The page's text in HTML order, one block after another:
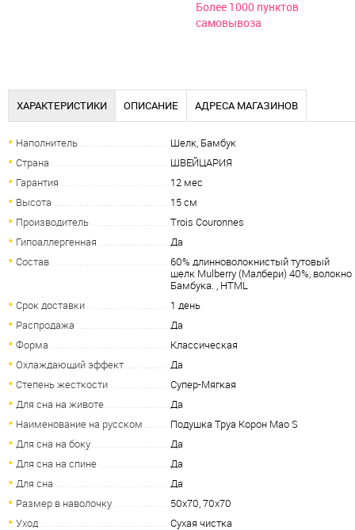
Более 1000 пунктов
самовывоза
ХАРАКТЕРИСТИКИ ОПИСАНИЕ АДРЕСА МАГАЗИНОВ
Наполнитель
Шелк, Бамбук
Страна
ШВЕЙЦАРИЯ
Гарантия
12 мес
Высота
15 см
Производитель
Trois Couronnes
Гипоаллергенная
Да
Состав
60% длинноволокнистый тутовый
шелк Mulberry (Малбери) 40%, волокно
Бамбука. , HTML
Срок доставки
1 день
Распродажа
Да
Форма
Классическая
Охлаждающий эффект
Да
Степень жесткости
Супер-Мягкая
Для сна на животе
Да
Наименование на русском
Подушка Труа Корон Мао S
Для сна на боку
Да
Для сна на спине
Да
Для сна
Да
Размер в наволочку
50х70, 70х70
Уход
Сухая чистка